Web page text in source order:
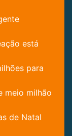
está
para
meio milhão
de Natal